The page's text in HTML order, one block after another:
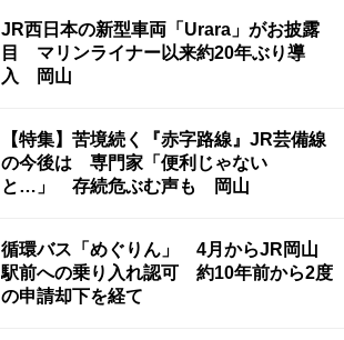
JR西日本の新型車両「Urara」がお披露
目 マリンライナー以来約20年ぶり導
入 岡山
【特集】苦境続く『赤字路線』JR芸備線
の今後は 専門家「便利じゃない
と…」 存続危ぶむ声も 岡山
循環バス「めぐりん」 4月からJR岡山
駅前への乗り入れ認可 約10年前から2度
の申請却下を経て